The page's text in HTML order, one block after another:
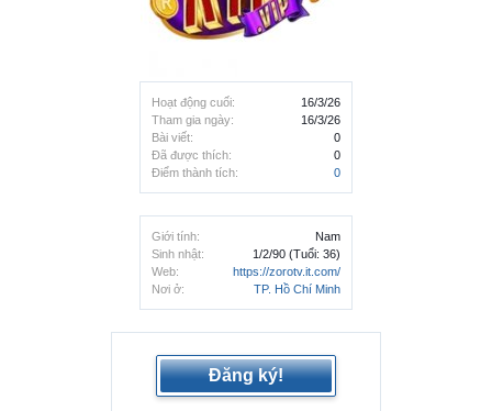
Hoạt động cuối:
16/3/26
Tham gia ngày:
16/3/26
Bài viết:
0
Đã được thích:
0
Điểm thành tích:
0
Giới tính:
Nam
Sinh nhật:
1/2/90 (Tuổi: 36)
Web:
https://zorotv.it.com/
Nơi ở:
TP. Hồ Chí Minh
Đăng ký!